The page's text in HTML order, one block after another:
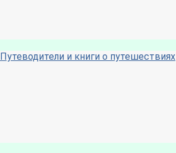
Путеводители и книги о путешествиях